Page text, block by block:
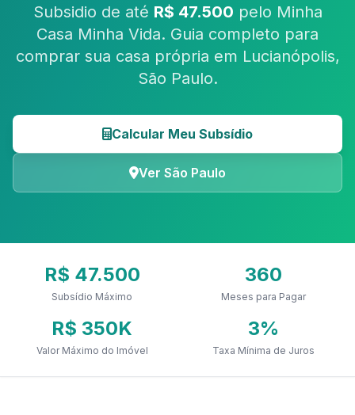
Subsidio de até R$ 47.500 pelo Minha
Casa Minha Vida. Guia completo para
comprar sua casa própria em Lucianópolis,
São Paulo.
Calcular Meu Subsídio
Ver São Paulo
R$ 47.500
Subsídio Máximo
360
Meses para Pagar
R$ 350K
Valor Máximo do Imóvel
3%
Taxa Mínima de Juros